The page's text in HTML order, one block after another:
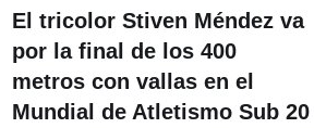
El tricolor Stiven Méndez va
por la final de los 400
metros con vallas en el
Mundial de Atletismo Sub 20